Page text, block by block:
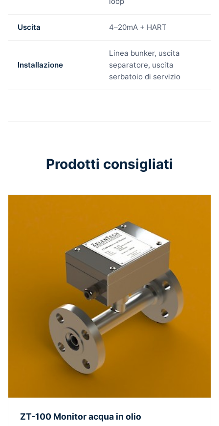
Uscita 4–20mA + HART
Installazione
Linea bunker, uscita
separatore, uscita
serbatoio di servizio
Prodotti consigliati
ZT-100 Monitor acqua in olio